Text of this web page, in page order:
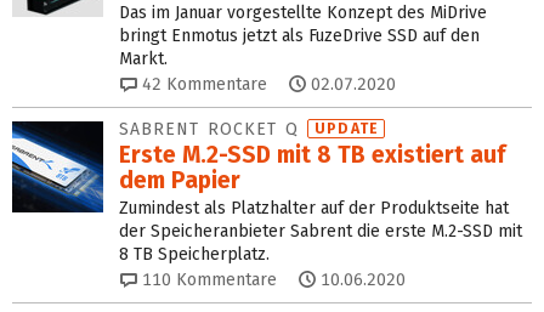
Das im Januar vorgestellte Konzept des MiDrive
bringt Enmotus jetzt als FuzeDrive SSD auf den
Markt.
42 Kommentare 02.07.2020
SABRENT ROCKET Q UPDATE
Erste M.2-SSD mit 8 TB existiert auf
dem Papier
Zumindest als Platzhalter auf der Produktseite hat
der Speicheranbieter Sabrent die erste M.2-SSD mit
8 TB Speicherplatz.
110 Kommentare 10.06.2020